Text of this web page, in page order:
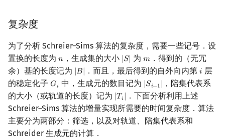
复杂度
为了分析 Schreier–Sims 算法的复杂度，需要一些记号．设
置换的长度为 𝑛
n ，生成集的大小 |𝑆|
|S 为 𝑚
m．得到的（无冗
余）基的长度记为 |𝐵|
|B ．而且，最后得到的自外向内第𝑖
i 层
的稳定化子 𝐺𝑖
Gi 中，生成元的数目记为 |𝑆𝑖−1|
|Si−1
，陪集代表系
的大小（或轨道的长度）记为 |𝑇 𝑖|
|Ti
．下面分析利用上述
Schreier–Sims 算法的增量实现所需要的时间复杂度．算法
主要分为两部分：筛选，以及对轨道、陪集代表系和
Schreider 生成元的计算．